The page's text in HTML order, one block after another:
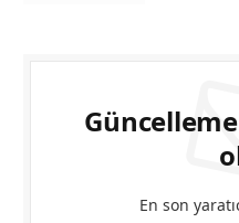
En son